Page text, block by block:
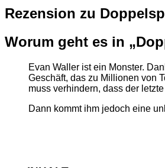
Rezension zu
Worum geht es in
Evan Waller ist ein Monster.
Geschäft, das zu Millionen von
muss verhindern, dass der
Dann kommt ihm jedoch eine